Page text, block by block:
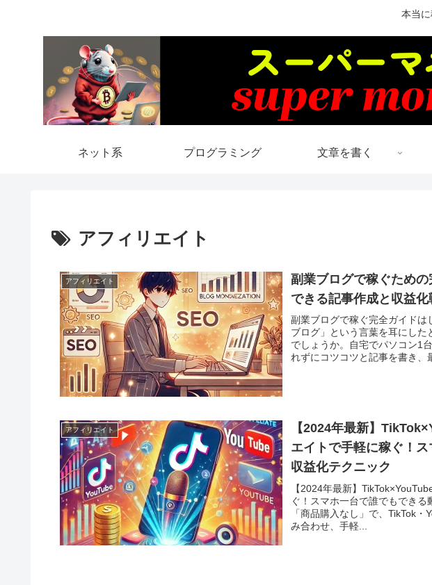
本当
ネット系 プログラミング 文章を書く
アフィリエイト
アフィリエイト
副業ブログで稼ぐため
できる記事作成と収益化
副業ブログで稼ぐ完全ガイド
ブログ」という言葉を耳にし
でしょうか。自宅でパソコン1
れずにコツコツと記事を書き、
アフィリエイト
【2024年最新】
エイトで手軽に稼ぐ！
収益化テクニック
【2024年最新】
ぐ！スマホ一台で誰でもできる
「商品購入なし」で、TikTok
み合わせ、手軽...